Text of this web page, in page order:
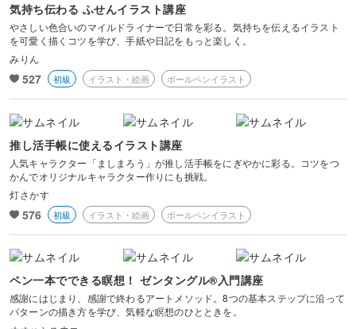
気持ち伝わる ふせんイラスト講座
やさしい色合いのマイルドライナーで日常を彩る。気持ちを伝えるイラスト
を可愛く描くコツを学び、手紙や日記をもっと楽しく。
みりん
527 初級 イラスト・絵画 ボールペンイラスト
推し活手帳に使えるイラスト講座
人気キャラクター「ましまろう」が推し活手帳をにぎやかに彩る。コツをつ
かんでオリジナルキャラクター作りにも挑戦。
灯さかす
576 初級 イラスト・絵画 ボールペンイラスト
ペン一本でできる瞑想！ ゼンタングル®入門講座
感謝にはじまり、感謝で終わるアートメソッド。8つの基本ステップに沿って
パターンの描き方を学び、気軽な瞑想のひとときを。